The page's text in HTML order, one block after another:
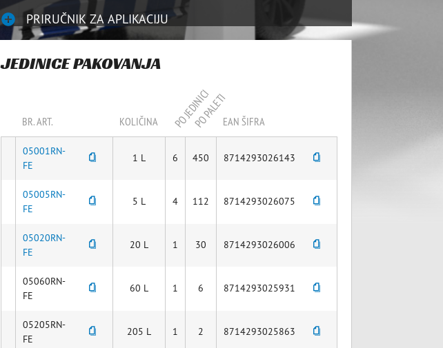
PRIRUČNIK ZA APLIKACIJU
JEDINICE PAKOVANJA
BR. ART. KOLIČINA PO JEDINICI
PO PALETIEAN ŠIFRA
05001RN-
FE
1 L 6 450 8714293026143
05005RN-
FE
5 L 4 112 8714293026075
05020RN-
FE
20 L 1 30 8714293026006
05060RN-
FE
60 L 1 6 8714293025931
05205RN-
FE
205 L 1 2 8714293025863